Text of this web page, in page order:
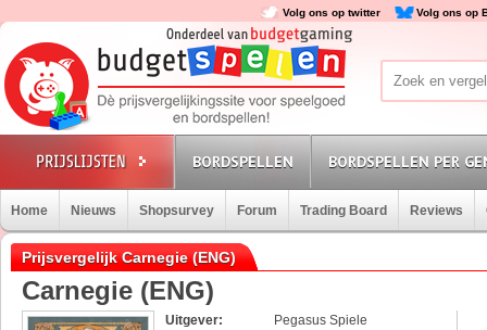
Volg ons op twitter Volg ons op
BORDSPELLEN BORDSPELLEN PER
Home Nieuws Shopsurvey Forum Trading Board Reviews
Prijsvergelijk Carnegie (ENG)
Carnegie (ENG)
Uitgever:
Pegasus Spiele